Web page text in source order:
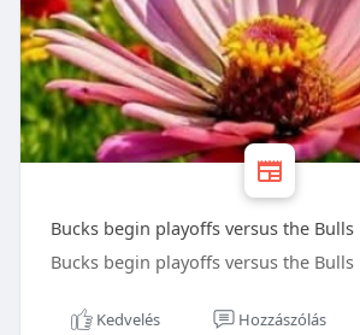
Bucks begin playoffs versus the Bulls
Bucks begin playoffs versus the Bulls
Kedvelés Hozzászólás